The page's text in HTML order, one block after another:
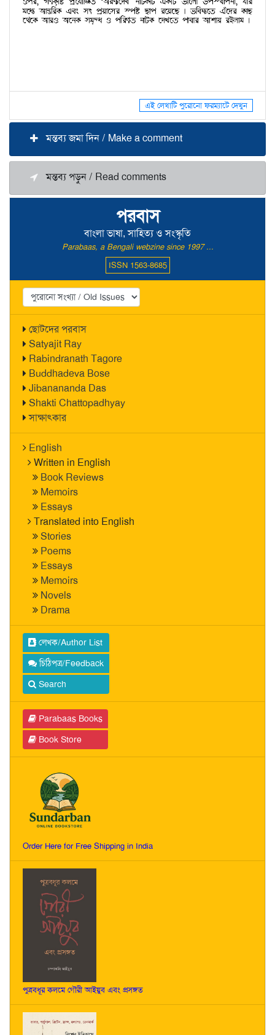
পরবাস
বাংলা ভাষা, সাহিত্য ও সংস্কৃতি
Parabaas, a Bengali webzine since 1997 ...
ISSN 1563-8685
ছোটদের পরবাস
Satyajit Ray
Rabindranath Tagore
Buddhadeva Bose
Jibanananda Das
Shakti Chattopadhyay
সাক্ষাৎকার
English
Written in English
Book Reviews
Memoirs
Essays
Translated into English
Stories
Poems
Essays
Memoirs
Novels
Drama
লেখক/Author List
চিঠিপত্র/Feedback
Search
Parabaas Books
Book Store
Order Here for Free Shipping in India
পুত্রবধূর কলমে গৌরী আইয়ুব এবং প্রসঙ্গত
এই লেখাটি পুরোনো ফরম্যাটে দেখুন
মন্তব্য জমা দিন / Make a comment
মন্তব্য পড়ুন / Read comments